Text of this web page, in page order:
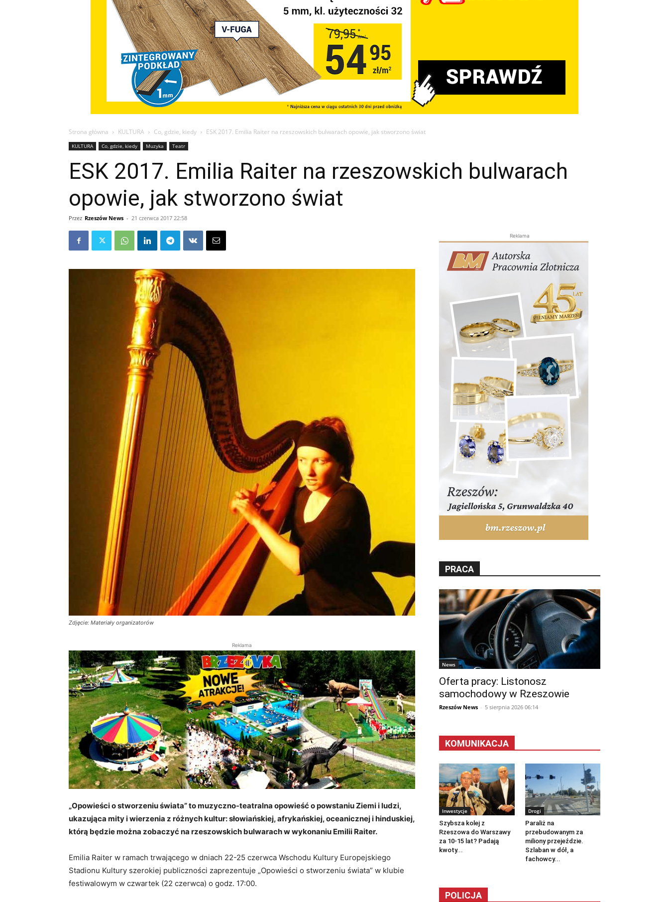
Strona główna KULTURA Co, gdzie, kiedy ESK 2017. Emilia Raiter na rzeszowskich bulwarach opowie, jak stworzono świat
KULTURA Co, gdzie, kiedy Muzyka Teatr
ESK 2017. Emilia Raiter na rzeszowskich bulwarach
opowie, jak stworzono świat
Przez Rzeszów News - 21 czerwca 2017 22:58
Zdjęcie: Materiały organizatorów
Reklama
„Opowieści o stworzeniu świata” to muzyczno-teatralna opowieść o powstaniu Ziemi i ludzi,
ukazująca mity i wierzenia z różnych kultur: słowiańskiej, afrykańskiej, oceanicznej i hinduskiej,
którą będzie można zobaczyć na rzeszowskich bulwarach w wykonaniu Emilii Raiter.
Emilia Raiter w ramach trwającego w dniach 22-25 czerwca Wschodu Kultury Europejskiego
Stadionu Kultury szerokiej publiczności zaprezentuje „Opowieści o stworzeniu świata” w klubie
festiwalowym w czwartek (22 czerwca) o godz. 17:00.
Reklama
PRACA
News
Oferta pracy: Listonosz
samochodowy w Rzeszowie
Rzeszów News - 5 sierpnia 2026 06:14
KOMUNIKACJA
Inwestycje
Szybsza kolej z
Rzeszowa do Warszawy
za 10-15 lat? Padają
kwoty...
Drogi
Paraliż na
przebudowanym za
miliony przejeździe.
Szlaban w dół, a
fachowcy...
POLICJA